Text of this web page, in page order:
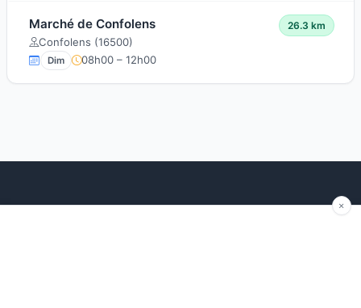
Marché de Confolens
Confolens (16500)
26.3 km
Dim 08h00 – 12h00
Explorer Blog